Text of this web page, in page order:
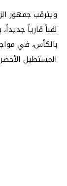
ويترقب جمهور
لقباً قارياً
بالكأس، في
المستطيل